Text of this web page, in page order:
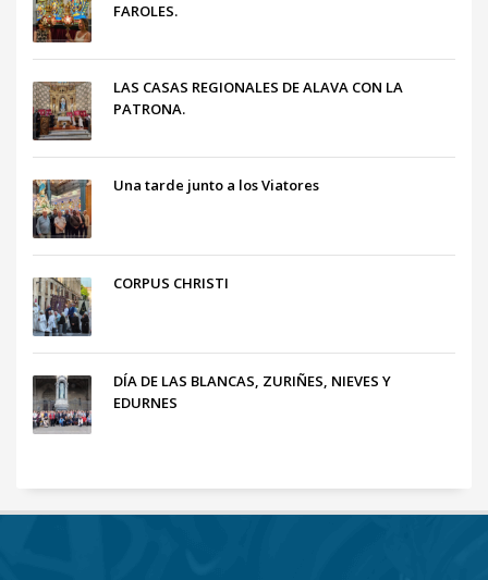
FAROLES.
LAS CASAS REGIONALES DE ALAVA CON LA
PATRONA.
Una tarde junto a los Viatores
CORPUS CHRISTI
DÍA DE LAS BLANCAS, ZURIÑES, NIEVES Y
EDURNES